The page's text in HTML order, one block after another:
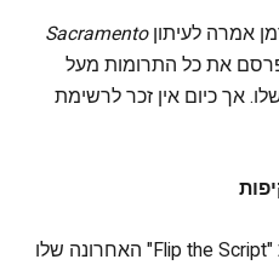
אמרה לעיתוןSacramento
מפרסם את כל התרומות מעל
שלו. אך כיום אין זכר לרשימת
"פרויקט הייצוג" ערך את גאלת "Flip the Script" האחרונה שלו